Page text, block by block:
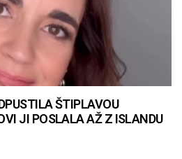
ŠTIPLAVOU
JI POSLALA AŽ Z ISLANDU